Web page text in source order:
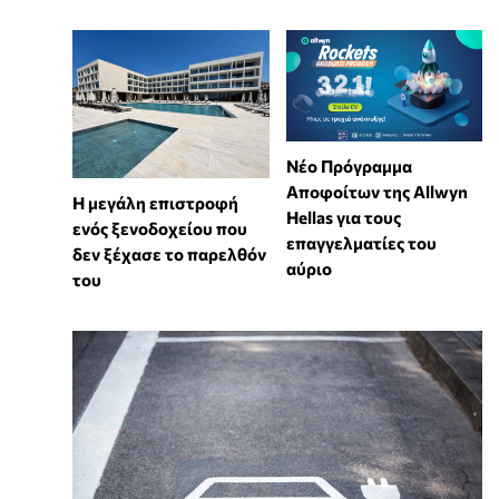
Η μεγάλη επιστροφή
ενός ξενοδοχείου που
δεν ξέχασε το παρελθόν
του
Νέο Πρόγραμμα
Αποφοίτων της Allwyn
Hellas για τους
επαγγελματίες του
αύριο